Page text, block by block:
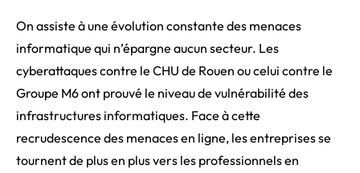
On assiste à une évolution constante des menaces
informatique qui n’épargne aucun secteur. Les
cyberattaques contre le CHU de Rouen ou celui contre le
Groupe M6 ont prouvé le niveau de vulnérabilité des
infrastructures informatiques. Face à cette
recrudescence des menaces en ligne, les entreprises se
tournent de plus en plus vers les professionnels en